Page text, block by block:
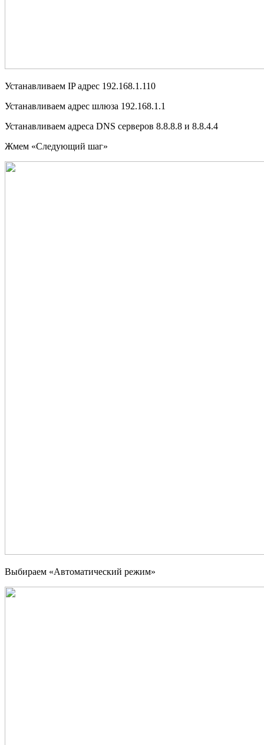
Устанавливаем IPадрес 192.168.1.110
Устанавливаем адрес шлюза 192.168.1.1
Устанавливаем адреса DNS серверов 8.8.8.8 и 8.8.4.4
Жмем «Следующий шаг»
Выбираем «Автоматический режим»